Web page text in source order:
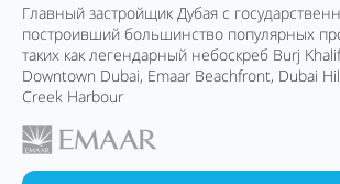
Главный застройщик Дубая с
построивший большинство популярных
таких как легендарный небоскреб Burj
Downtown Dubai, Emaar Beachfront, Dubai
Creek Harbour